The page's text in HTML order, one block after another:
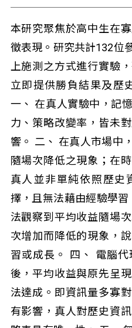
本研究聚焦於高中生在
徵表現。研究共計132位
上施測之方式進行實驗
立即提供勝負結果及歷
一、 在真人實驗中，記
力、策略改變率，皆未
響。 二、 在真人市場中
隨場次降低之現象；在
真人並非單純依照歷史
擇，且無法藉由經驗學
法觀察到平均收益隨場
次增加而降低的現象，
習或成長。 四、 電腦
後，平均收益與原先呈
法達成。即資訊量多寡
有影響，真人對歷史資